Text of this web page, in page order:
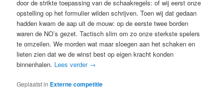
door de strikte toepassing van de schaakregels: of wij eerst onze
opstelling op het formulier wilden schrijven. Toen wij dat ge­daan
hadden kwam de aap uit de mouw: op de eerste twee borden
waren de NO’s gezet. Tactisch slim om zo onze sterkste spelers
te omzeilen. We mor­den wat maar sloegen aan het schaken en
lie­ten zien dat we de winst best op eigen kracht konden
binnenhalen. Lees verder →
Geplaatst in Externe competitie